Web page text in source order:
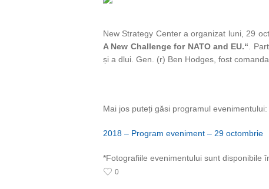
New Strategy Center a organizat luni, 29
A New Challenge for NATO and EU.“.
și a dlui. Gen. (r) Ben Hodges, fost
Mai jos puteți găsi programul evenimentului:
2018 – Program eveniment – 29 octombrie
*Fotografiile evenimentului sunt disponibile
0